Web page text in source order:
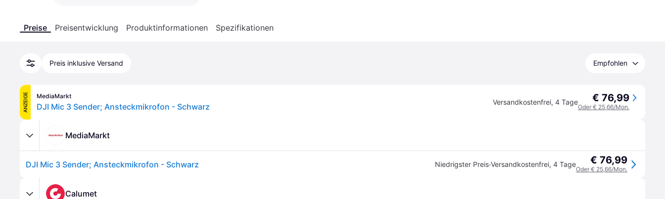
Preise Preisentwicklung Produktinformationen Spezifikationen
Preis inklusive Versand Empfohlen
ANZEIGE MediaMarkt
DJI Mic 3 Sender; Ansteckmikrofon - Schwarz Versandkostenfrei, 4 Tage € 76,99
Oder € 25,66/Mon.
MediaMarkt
DJI Mic 3 Sender; Ansteckmikrofon - Schwarz Niedrigster Preis·Versandkostenfrei, 4 Tage € 76,99
Oder € 25,66/Mon.
Calumet